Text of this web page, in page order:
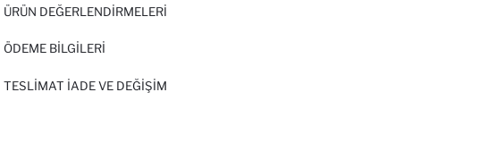
ÜRÜN DEĞERLENDİRMELERİ
ÖDEME BİLGİLERİ
TESLIMAT İADE VE DEĞIŞIM